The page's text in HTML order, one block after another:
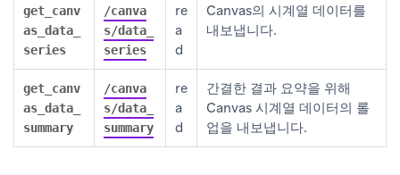
get_canv
as_data_
series
/canva
s/data_
series
re
a
d
Canvas의 시계열 데이터를
내보냅니다.
get_canv
as_data_
summary
/canva
s/data_
summary
re
a
d
간결한 결과 요약을 위해
Canvas 시계열 데이터의 롤
업을 내보냅니다.